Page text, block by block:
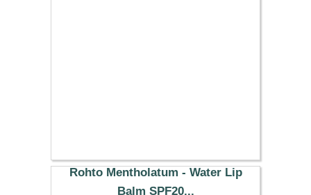
Rohto Mentholatum - Water Lip
Balm SPF20...